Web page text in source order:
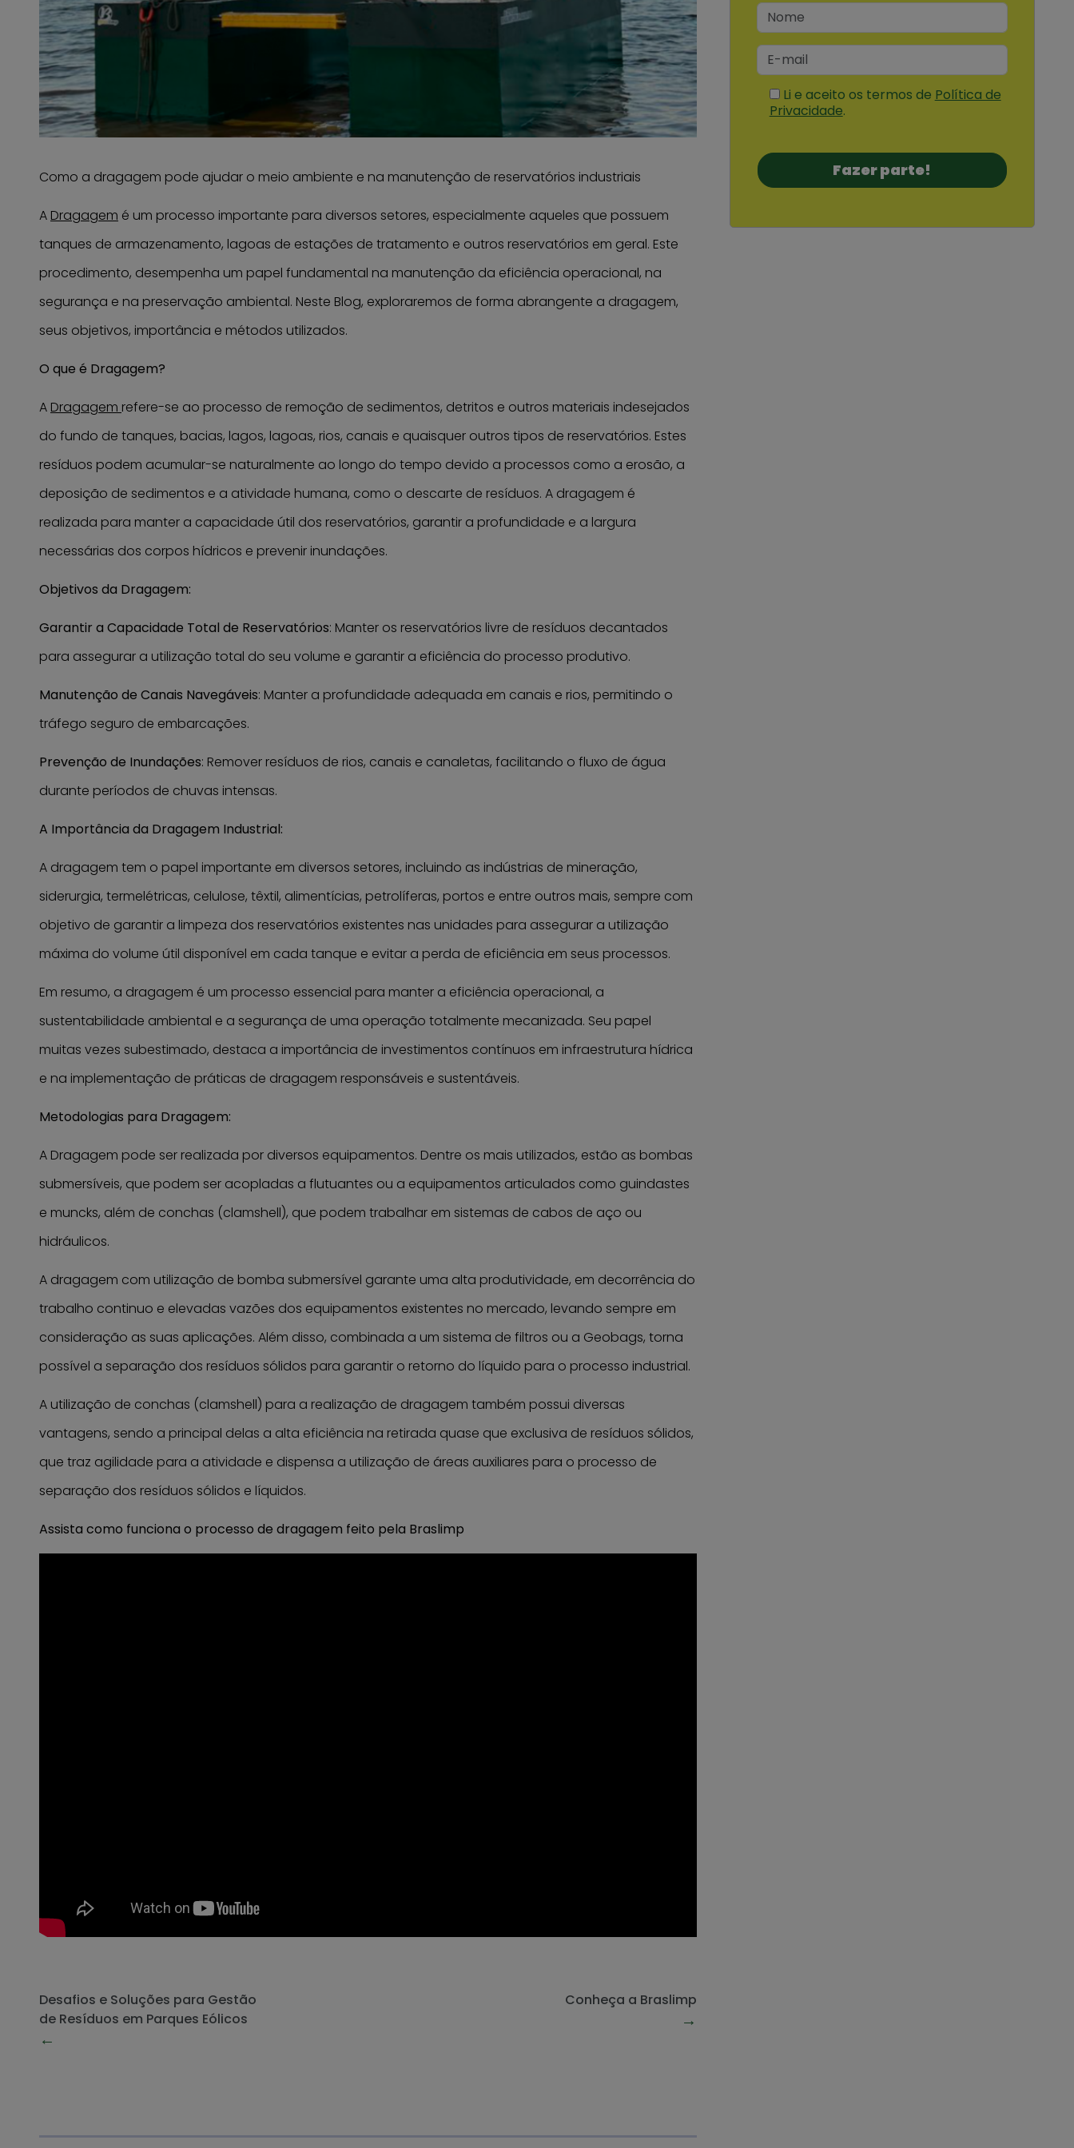
Como a dragagem pode ajudar o meio ambiente e na manutenção de reservatórios industriais
A Dragagem é um processo importante para diversos setores, especialmente aqueles que possuem
tanques de armazenamento, lagoas de estações de tratamento e outros reservatórios em geral. Este
procedimento, desempenha um papel fundamental na manutenção da eficiência operacional, na
segurança e na preservação ambiental. Neste Blog, exploraremos de forma abrangente a dragagem,
seus objetivos, importância e métodos utilizados.
O que é Dragagem?
A Dragagem refere-se ao processo de remoção de sedimentos, detritos e outros materiais indesejados
do fundo de tanques, bacias, lagos, lagoas, rios, canais e quaisquer outros tipos de reservatórios. Estes
resíduos podem acumular-se naturalmente ao longo do tempo devido a processos como a erosão, a
deposição de sedimentos e a atividade humana, como o descarte de resíduos. A dragagem é
realizada para manter a capacidade útil dos reservatórios, garantir a profundidade e a largura
necessárias dos corpos hídricos e prevenir inundações.
Objetivos da Dragagem:
Garantir a Capacidade Total de Reservatórios: Manter os reservatórios livre de resíduos decantados
para assegurar a utilização total do seu volume e garantir a eficiência do processo produtivo.
Manutenção de Canais Navegáveis: Manter a profundidade adequada em canais e rios, permitindo o
tráfego seguro de embarcações.
Prevenção de Inundações: Remover resíduos de rios, canais e canaletas, facilitando o fluxo de água
durante períodos de chuvas intensas.
A Importância da Dragagem Industrial:
A dragagem tem o papel importante em diversos setores, incluindo as indústrias de mineração,
siderurgia, termelétricas, celulose, têxtil, alimentícias, petrolíferas, portos e entre outros mais, sempre com
objetivo de garantir a limpeza dos reservatórios existentes nas unidades para assegurar a utilização
máxima do volume útil disponível em cada tanque e evitar a perda de eficiência em seus processos.
Em resumo, a dragagem é um processo essencial para manter a eficiência operacional, a
sustentabilidade ambiental e a segurança de uma operação totalmente mecanizada. Seu papel
muitas vezes subestimado, destaca a importância de investimentos contínuos em infraestrutura hídrica
e na implementação de práticas de dragagem responsáveis e sustentáveis.
Metodologias para Dragagem:
A Dragagem pode ser realizada por diversos equipamentos. Dentre os mais utilizados, estão as bombas
submersíveis, que podem ser acopladas a flutuantes ou a equipamentos articulados como guindastes
e muncks, além de conchas (clamshell), que podem trabalhar em sistemas de cabos de aço ou
hidráulicos.
A dragagem com utilização de bomba submersível garante uma alta produtividade, em decorrência do
trabalho continuo e elevadas vazões dos equipamentos existentes no mercado, levando sempre em
consideração as suas aplicações. Além disso, combinada a um sistema de filtros ou a Geobags, torna
possível a separação dos resíduos sólidos para garantir o retorno do líquido para o processo industrial.
A utilização de conchas (clamshell) para a realização de dragagem também possui diversas
vantagens, sendo a principal delas a alta eficiência na retirada quase que exclusiva de resíduos sólidos,
que traz agilidade para a atividade e dispensa a utilização de áreas auxiliares para o processo de
separação dos resíduos sólidos e líquidos.
Assista como funciona o processo de dragagem feito pela Braslimp
Desafios e Soluções para Gestão
de Resíduos em Parques Eólicos
←
Conheça a Braslimp
→
Li e aceito os termos de Política de
Privacidade.